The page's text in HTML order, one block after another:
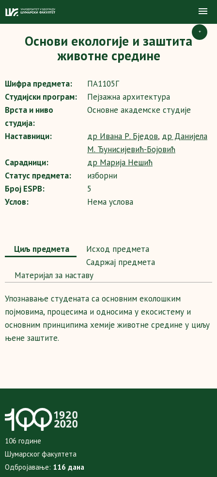
+
Основи екологије и заштита
животне средине
Шифра предмета:
ПА1105Г
Студијски програм:
Пејзажна архитектура
Врста и ниво
студија:
Основне академске студије
Наставници: др Ивана Р. Бједов, др Данијела
М. Ђунисијевић-Бојовић
Сарадници:
др Марија Нешић
Статус предмета:
изборни
Број ESPB:
5
Услов:
Нема услова
Циљ предмета
Исход предмета
Садржај предмета
Maтеријал за наставу
Упознавање студената са основним еколошким
појмовима, процесима и односима у екосистему и
основним принципима хемије животне средине у циљу
њене заштите.
106 године
Шумарског факултета
Одбројавање: 116 дана